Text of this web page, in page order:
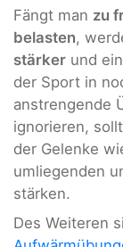
Fängt man zu
belasten,
stärker und
der Sport in
anstrengende
ignorieren,
der Gelenke
umliegenden
stärken.
Des Weiteren